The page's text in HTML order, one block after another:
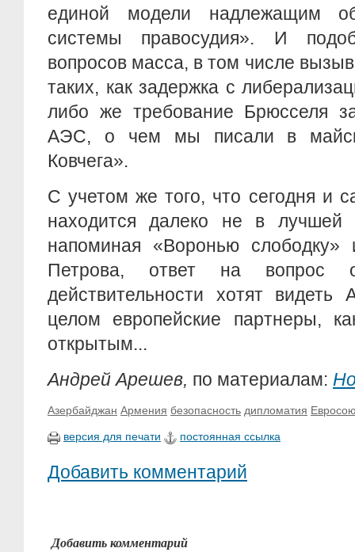
единой модели надлежащим
системы правосудия». И
вопросов масса, в том числе
таких, как задержка с
либо же требование Брюсселя
АЭС, о чем мы писали в
Ковчега».
С учетом же того, что сегодня и
находится далеко не в
напоминая «Воронью
Петрова, ответ на
действительности хотят
целом европейские партнеры,
открытым...
Андрей Арешев, по материалам:
Азербайджан Армения безопасность дипломатия
версия для печати постоянная ссылка
Добавить комментарий
Добавить комментарий